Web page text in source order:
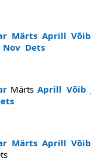
Märts Aprill Võib
Nov Dets
Märts Aprill Võib
Märts Aprill Võib